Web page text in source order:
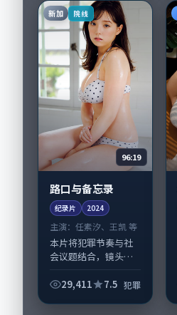
新加 院线
96:19
路口与备忘录
纪录片 2024
主演： 任素汐、王凯 等
本片将犯罪节奏与社
会议题结合，镜头语
《路口与备忘录》由
29,411 7.5 犯罪